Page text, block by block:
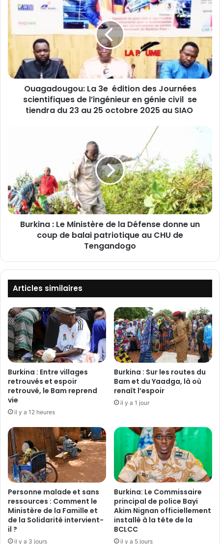
a
d
g
i
t
i
s
n
é
e
s
s
i
e
n
t
f
i
q
u
e
s
d
e
l
’
i
n
Ouagadougou: La 3e édition des Journées
scientifiques de l’ingénieur en génie civil se
tiendra du 23 au 25 octobre 2025 au SIAO
a
:
L
è
e
d
e
l
a
D
é
f
e
n
e
d
o
n
n
e
u
n
c
o
u
Burkina : Le Ministère de la Défense donne un
coup de balai patriotique au CHU de
Tengandogo
Articles similaires
Burkina : Entre villages
retrouvés et espoir
retrouvé, le Bam reprend
vie
il y a 12 heures
Burkina : Sur les routes du
Bam et du Yaadga, là où
renaît l’espoir
il y a 1 jour
Personne malade et sans
ressources : Comment le
Ministère de la Famille et
de la Solidarité intervient-
il ?
il y a 3 jours
Burkina: Le Commissaire
principal de police Bayi
Akim Nignan officiellement
installé à la tête de la
BCLCC
il y a 5 jours